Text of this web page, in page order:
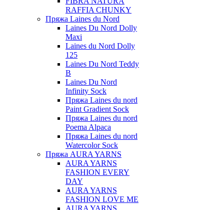
RAFFIA CHUNKY
Пряжа Laines du Nord
Laines Du Nord Dolly
Maxi
Laines du Nord Dolly
125
Laines Du Nord Teddy
B
Laines Du Nord
Infinity Sock
Пряжа Laines du nord
Paint Gradient Sock
Пряжа Laines du nord
Poema Alpaca
Пряжа Laines du nord
Watercolor Sock
Пряжа AURA YARNS
AURA YARNS
FASHION EVERY
DAY
AURA YARNS
FASHION LOVE ME
AURA YARNS